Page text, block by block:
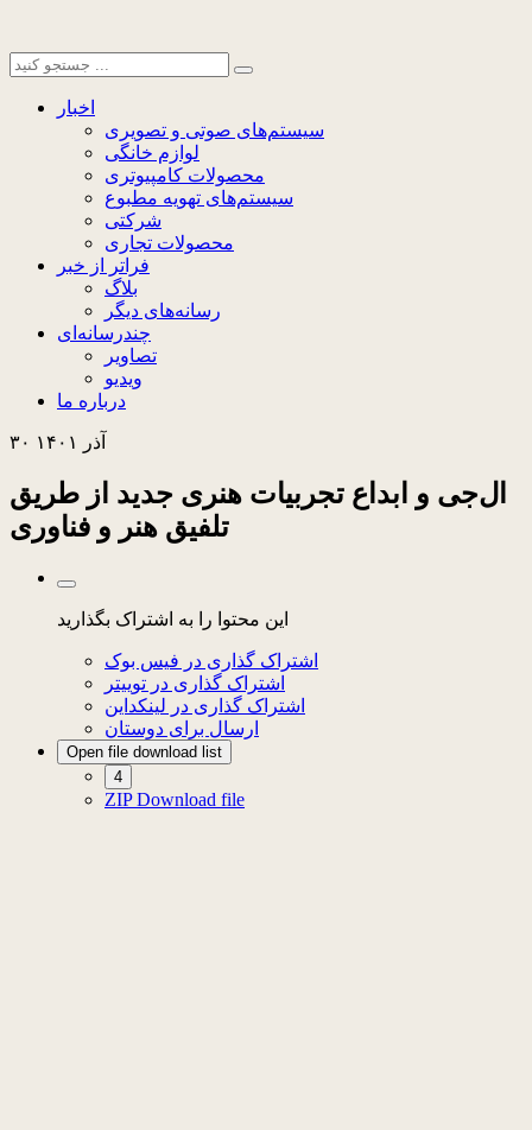
اخبار
سیستم‌های صوتی و تصویری
لوازم خانگی
محصولات کامپیوتری
سیستم‌های تهویه مطبوع
شرکتی
محصولات تجاری
فراتر از خبر
بلاگ
رسانه‌های دیگر
چندرسانه‌ای
تصاویر
ویدیو
درباره ما
۳۰ آذر ۱۴۰۱
ال‌جی و ابداع تجربیات هنری جدید از طریق
تلفیق هنر و فناوری
این محتوا را به اشتراک بگذارید
اشتراک گذاری در فیس بوک
اشتراک گذاری در توییتر
اشتراک گذاری در لینکداین
ارسال برای دوستان
Open file download list
4
ZIPDownload file